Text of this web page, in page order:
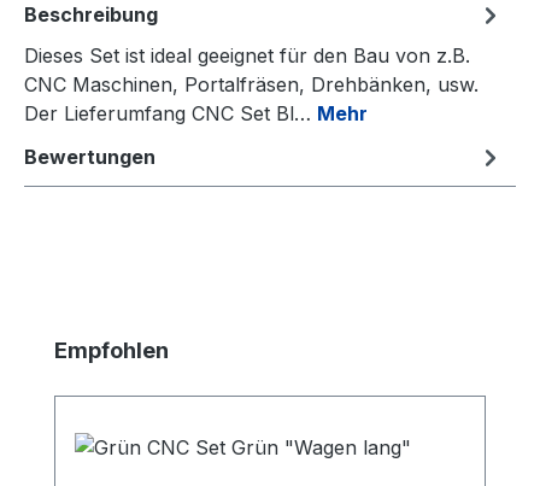
Beschreibung
Dieses Set ist ideal geeignet für den Bau von z.B.
CNC Maschinen, Portalfräsen, Drehbänken, usw.
Der Lieferumfang CNC Set Bl… Mehr
Bewertungen
Produktgalerie überspringen
Empfohlen